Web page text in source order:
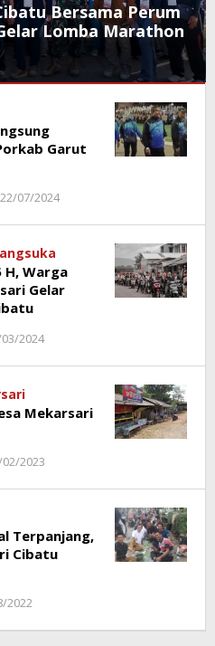
Bersama Perum
Lomba Marathon
Garut
22/07/2024
H, Warga
Gelar
2024
Mekarsari
2023
Terpanjang,
Cibatu
2022